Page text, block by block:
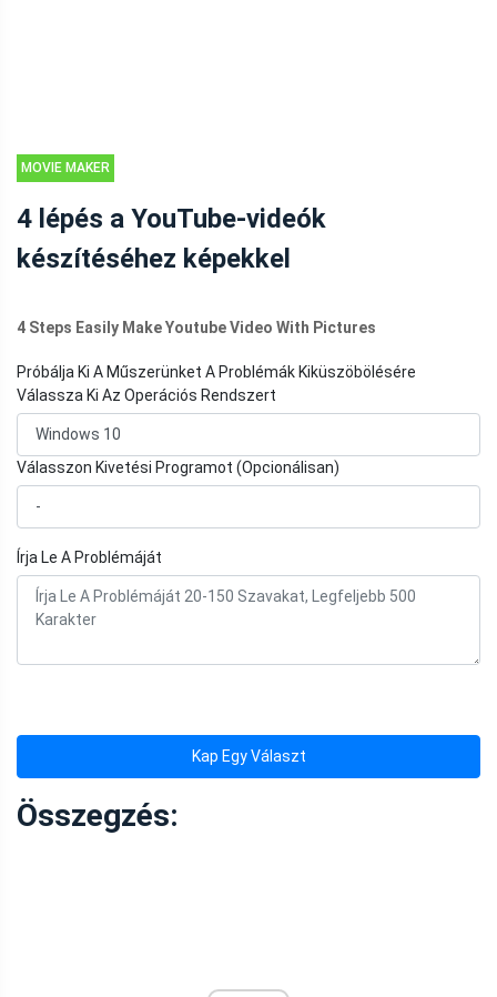
MOVIE MAKER
4 lépés a YouTube-videók
készítéséhez képekkel
4 Steps Easily Make Youtube Video With Pictures
Próbálja Ki A Műszerünket A Problémák Kiküszöbölésére
Válassza Ki Az Operációs Rendszert
Válasszon Kivetési Programot (Opcionálisan)
Írja Le A Problémáját
Kap Egy Választ
Összegzés: